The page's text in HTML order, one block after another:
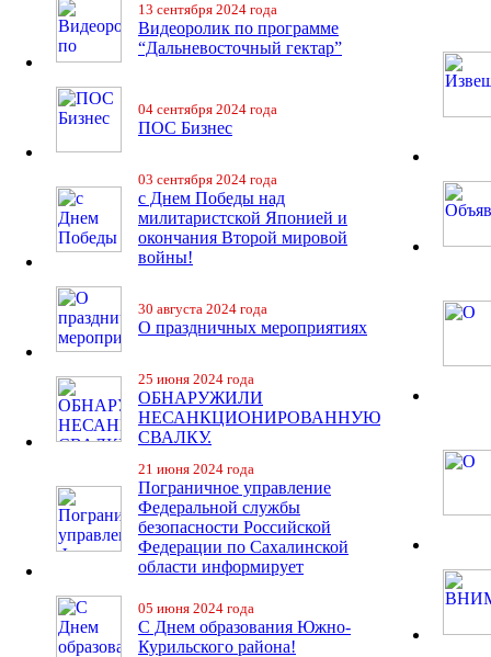
13 сентября 2024 года
Видеоролик по программе
“Дальневосточный гектар”
04 сентября 2024 года
ПОС Бизнес
03 сентября 2024 года
с Днем Победы над
милитаристской Японией и
окончания Второй мировой
войны!
30 августа 2024 года
О праздничных мероприятиях
25 июня 2024 года
ОБНАРУЖИЛИ
НЕСАНКЦИОНИРОВАННУЮ
СВАЛКУ.
21 июня 2024 года
Пограничное управление
Федеральной службы
безопасности Российской
Федерации по Сахалинской
области информирует
05 июня 2024 года
С Днем образования Южно-
Курильского района!